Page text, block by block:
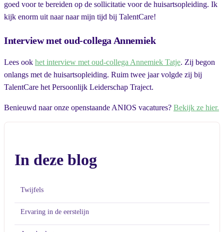
goed voor te bereiden op de sollicitatie voor de huisartsopleiding. Ik
kijk enorm uit naar naar mijn tijd bij TalentCare!
Interview met oud-collega Annemiek
Lees ook het interview met oud-collega Annemiek Tatje. Zij begon
onlangs met de huisartsopleiding. Ruim twee jaar volgde zij bij
TalentCare het Persoonlijk Leiderschap Traject.
Benieuwd naar onze openstaande ANIOS vacatures? Bekijk ze hier.
In deze blog
Twijfels
Ervaring in de eerstelijn